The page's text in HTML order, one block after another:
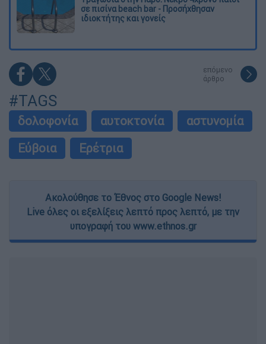
σε πισίνα beach bar - Προσήχθησαν
ιδιοκτήτης και γονείς
επόμενο
άρθρο
#TAGS
δολοφονία αυτοκτονία
αστυνομία
Εύβοια
Ερέτρια
Ακολούθησε το Έθνος στο Google News!
Live όλες οι εξελίξεις λεπτό προς λεπτό, με την
υπογραφή του www.ethnos.gr